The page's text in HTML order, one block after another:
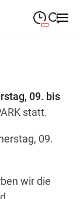
09:00—19:00
09:00—19:00
09. bis
statt.
09.
wir die